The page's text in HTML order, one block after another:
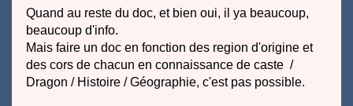
Quand au reste du doc, et bien oui, il ya beaucoup,
beaucoup d'info.
Mais faire un doc en fonction des region d'origine et
des cors de chacun en connaissance de caste /
Dragon / Histoire / Géographie, c'est pas possible.